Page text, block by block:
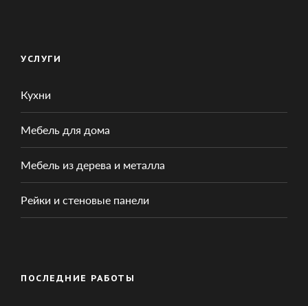
УСЛУГИ
Кухни
Мебель для дома
Мебель из дерева и металла
Рейки и стеновые панели
ПОСЛЕДНИЕ РАБОТЫ